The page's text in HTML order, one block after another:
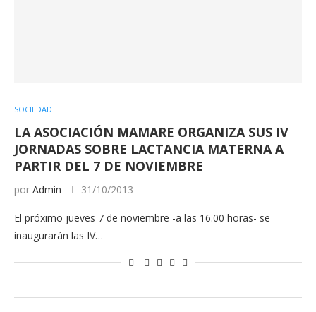
SOCIEDAD
LA ASOCIACIÓN MAMARE ORGANIZA SUS IV
JORNADAS SOBRE LACTANCIA MATERNA A
PARTIR DEL 7 DE NOVIEMBRE
por Admin 31/10/2013
El próximo jueves 7 de noviembre -a las 16.00 horas- se
inaugurarán las IV…